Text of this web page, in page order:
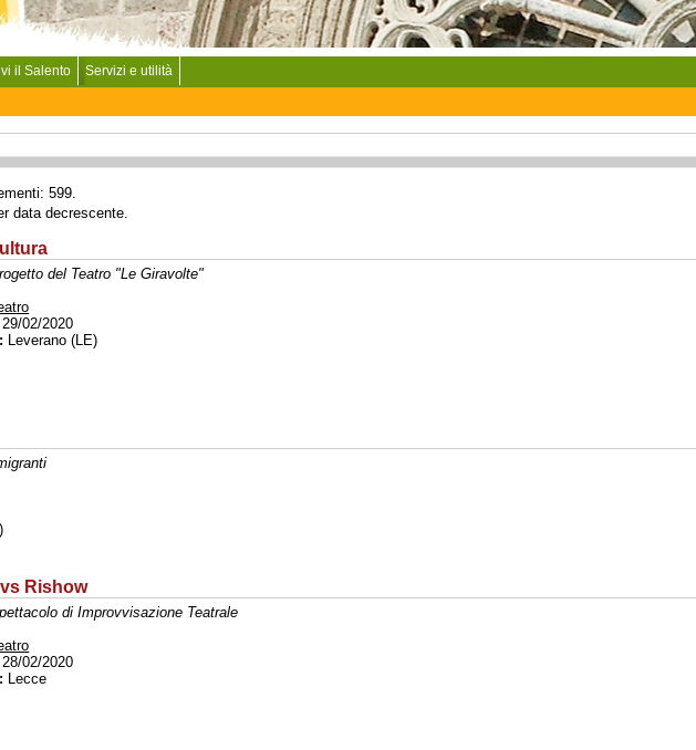
il Salento Servizi e utilità
599.
data decrescente.
del Teatro "Le Giravolte"
29/02/2020
Leverano (LE)
Rishow
di Improvvisazione Teatrale
28/02/2020
Lecce